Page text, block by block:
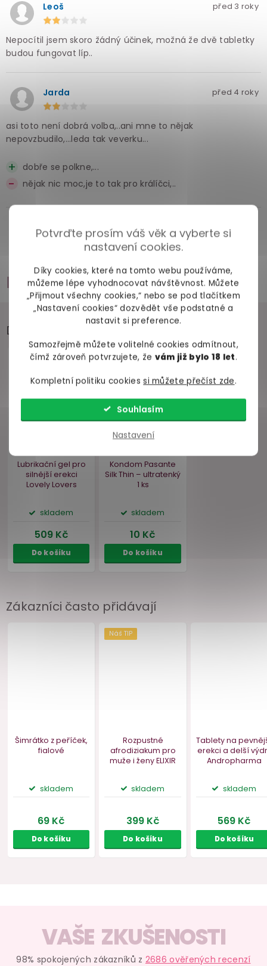
Potvrďte prosím váš věk a vyberte si
nastavení cookies.
Díky cookies, které na tomto webu používáme,
můžeme lépe vyhodnocovat návštěvnost. Můžete
„Přijmout všechny cookies,“ nebo se pod tlačítkem
„Nastavení cookies“ dozvědět vše podstatné a
nastavit si preference.
Samozřejmě můžete volitelné cookies odmítnout,
čímž zároveň potvrzujete, že vám již bylo 18 let.
Kompletní politiku cookiessi můžete přečíst zde.
Nastavení
Souhlasím
Příslušenství
Leoš před 3 roky
Nepocítil jsem skoro žádný účinek, možná že dvě tabletky
budou fungovat líp..
Jarda před 4 roky
asi toto není dobrá volba,..ani mne to nějak
nepovzbudilo,...leda tak veverku...
dobře se polkne,...
nějak nic moc,je to tak pro králíčci,..
Zobrazit všechny recenze
Doporučujeme přikoupit
Lubrikační gel pro
silnější erekci
Lovely Lovers
POTENCY150 ml
Do košíku
Kondom Pasante
Silk Thin – ultratenký
1 ks
Do košíku
Zákazníci často přidávají
VAŠE ZKUŠENOSTI
98% spokojených zákazníků z 2686 ověřených recenzí